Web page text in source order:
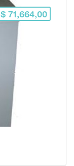
$ 71,664,00